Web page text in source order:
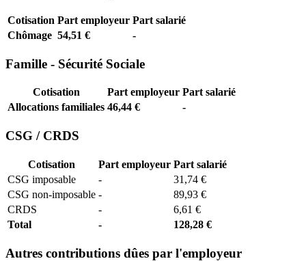
Cotisation Part employeur Part salarié
Chômage 54,51 € -
Famille - Sécurité Sociale
Cotisation Part employeur Part salarié
Allocations familiales 46,44 € -
CSG / CRDS
Cotisation Part employeur Part salarié
CSG imposable
-
31,74 €
CSG non-imposable -
89,93 €
CRDS
-
6,61 €
Total
- 128,28 €
Autres contributions dûes par l'employeur